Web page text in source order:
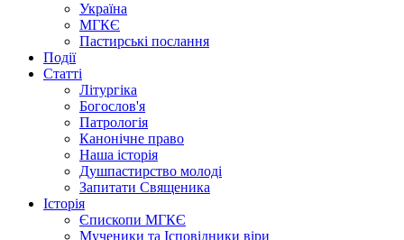
Україна
МГКЄ
Пастирські послання
Події
Статті
Літургіка
Богослов'я
Патрологія
Канонічне право
Наша історія
Душпастирство молоді
Запитати Священика
Історія
Єпископи МГКЄ
Мученики та Ісповідники віри